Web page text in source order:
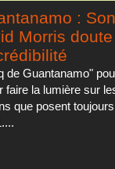
:
Morris
de Guantanamo"
faire la lumière sur
que posent